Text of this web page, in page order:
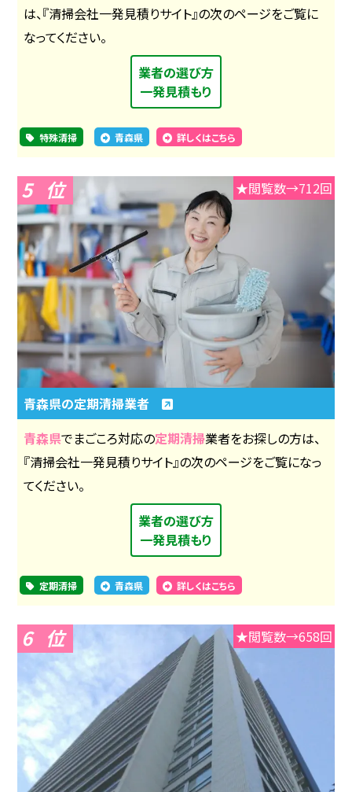
は、『清掃会社一発見積りサイト』の次のページをご覧に
なってください。
業者の選び方
一発見積もり
特殊清掃 青森県 詳しくはこちら
5 ★閲覧数→712回
青森県の定期清掃業者
青森県でまごころ対応の定期清掃業者をお探しの方は、
『清掃会社一発見積りサイト』の次のページをご覧になっ
てください。
業者の選び方
一発見積もり
定期清掃 青森県 詳しくはこちら
6 ★閲覧数→658回